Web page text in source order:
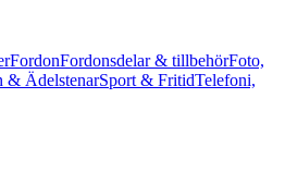
FordonFordonsdelar & tillbehörFoto,
& ÄdelstenarSport & FritidTelefoni,